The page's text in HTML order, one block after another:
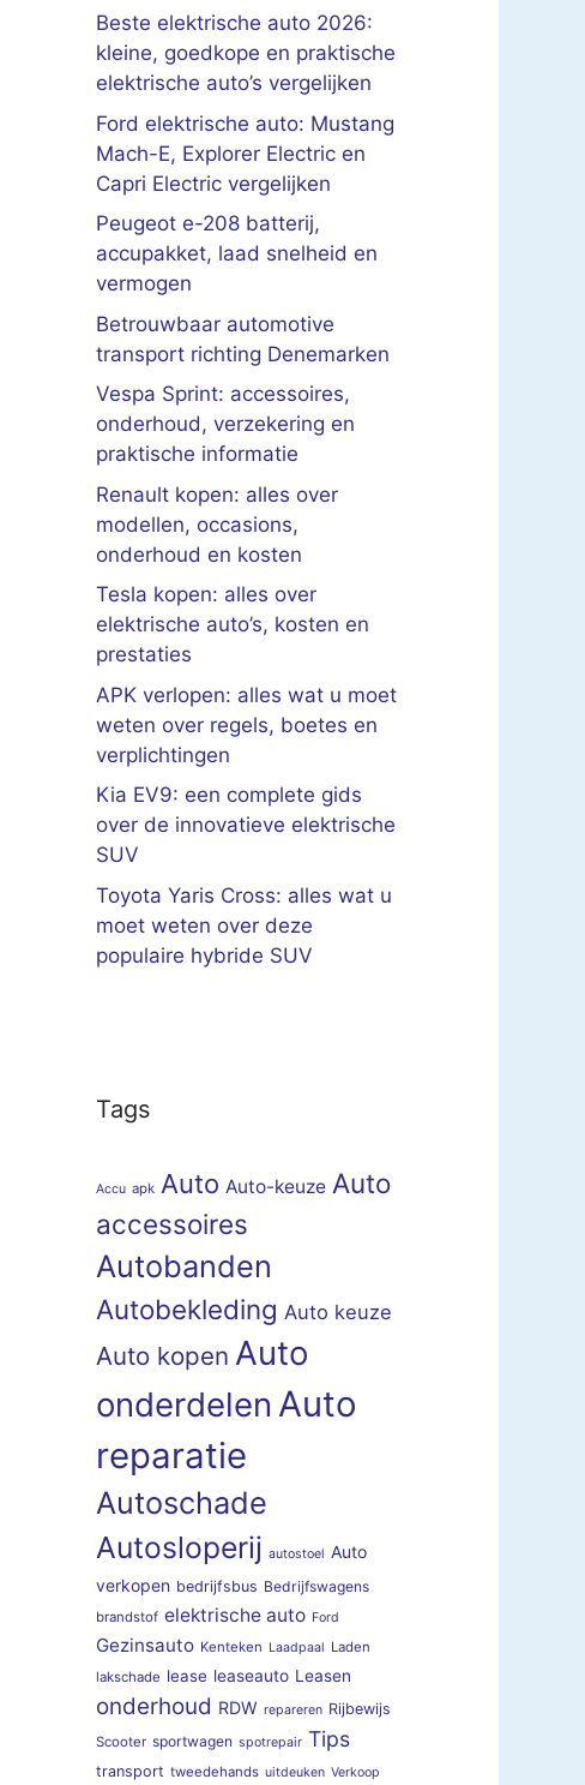
Beste elektrische auto 2026:
kleine, goedkope en praktische
elektrische auto’s vergelijken
Ford elektrische auto: Mustang
Mach-E, Explorer Electric en
Capri Electric vergelijken
Peugeot e-208 batterij,
accupakket, laad snelheid en
vermogen
Betrouwbaar automotive
transport richting Denemarken
Vespa Sprint: accessoires,
onderhoud, verzekering en
praktische informatie
Renault kopen: alles over
modellen, occasions,
onderhoud en kosten
Tesla kopen: alles over
elektrische auto’s, kosten en
prestaties
APK verlopen: alles wat u moet
weten over regels, boetes en
verplichtingen
Kia EV9: een complete gids
over de innovatieve elektrische
SUV
Toyota Yaris Cross: alles wat u
moet weten over deze
populaire hybride SUV
Tags
Accu apk Auto Auto-keuze Auto
accessoires
Autobanden
Autobekleding Auto keuze
Auto kopen Auto
onderdelen Auto
reparatie
Autoschade
Autosloperij autostoel Auto
verkopen bedrijfsbus Bedrijfswagens
brandstof elektrische auto Ford
Gezinsauto Kenteken Laadpaal Laden
lakschade lease leaseauto Leasen
onderhoud RDW repareren Rijbewijs
Scooter sportwagen spotrepair Tips
transport tweedehands uitdeuken Verkoop